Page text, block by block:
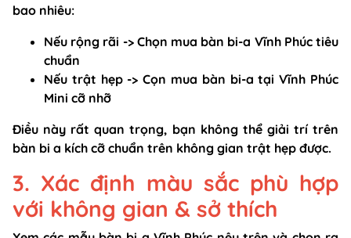
bao nhiêu:
Nếu rộng rãi -> Chọn mua bàn bi-a Vĩnh Phúc tiêu
chuẩn
Nếu trật hẹp -> Cọn mua bàn bi-a tại Vĩnh Phúc
Mini cỡ nhỡ
Điều này rất quan trọng, bạn không thể giải trí trên
bàn bi a kích cỡ chuẩn trên không gian trật hẹp được.
3. Xác định màu sắc phù hợp
với không gian & sở thích